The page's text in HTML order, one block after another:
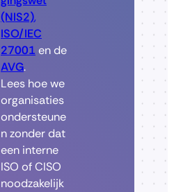
(NIS2),
ISO/IEC
27001 en de
AVG.
Lees hoe we
organisaties
ondersteune
n zonder dat
een interne
ISO of CISO
noodzakelijk